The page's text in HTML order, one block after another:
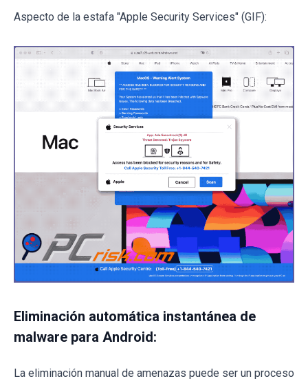
Aspecto de la estafa "Apple Security Services" (GIF):
Eliminación automática instantánea de
malware para Android:
La eliminación manual de amenazas puede ser un proceso